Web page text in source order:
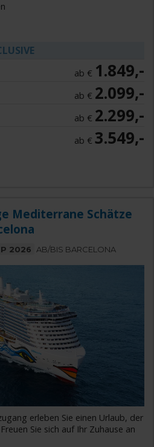
ab € 1.849,-
ab € 2.099,-
ab € 2.299,-
ab € 3.549,-
Mediterrane Schätze
2026 AB/BIS BARCELONA
erleben Sie einen Urlaub, der
Sie sich auf Ihr Zuhause an